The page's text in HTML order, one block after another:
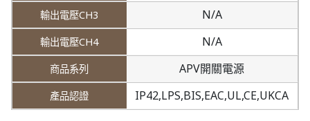
N/A
N/A
APV開關電源
IP42,LPS,BIS,EAC,UL,CE,UKCA